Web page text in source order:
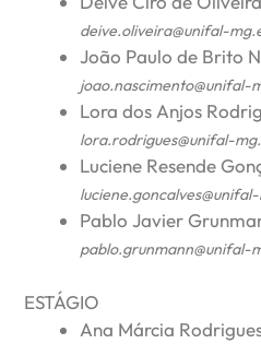
deive.oliveira@unifal-
João Paulo de Brito
joao.nascimento@unifal-
Lora dos Anjos
lora.rodrigues@unifal-
Luciene Resende
Pablo Javier
pablo.grunmann@unifal-
ESTÁGIO
Ana Márcia